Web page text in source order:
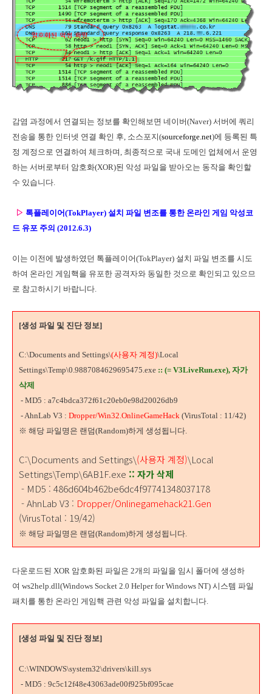
감염 과정에서 연결되는 정보를 확인해보면 네이버(Naver) 서버에 쿼리
전송을 통한 인터넷 연결 확인 후, 소스포지(sourceforge.net)에 등록된 특
정 계정으로 연결하여 체크하며, 최종적으로 국내 도메인 업체에서 운영
하는 서버로부터 암호화(XOR)된 악성 파일을 받아오는 동작을 확인할
수 있습니다.
▷ 톡플레이어(TokPlayer) 설치 파일 변조를 통한 온라인 게임 악성코
드 유포 주의 (2012.6.3)
이는 이전에 발생하였던 톡플레이어(TokPlayer) 설치 파일 변조를 시도
하여 온라인 게임핵을 유포한 공격자와 동일한 것으로 확인되고 있으므
로 참고하시기 바랍니다.
[생성 파일 및 진단 정보]
C:\Documents and Settings\(사용자 계정)\Local
Settings\Temp\0.9887084629695475.exe :: (= V3LiveRun.exe), 자가
삭제
- MD5 : a7c4bdca372f61c20eb0e98d20026db9
- AhnLab V3 : Dropper/Win32.OnlineGameHack (VirusTotal : 11/42)
※ 해당 파일명은 랜덤(Random)하게 생성됩니다.
C:\Documents and Settings\(사용자 계정)\Local
Settings\Temp\6AB1F.exe :: 자가 삭제
- MD5 : 486d604b462be6dc4f97741348037178
- AhnLab V3 : Dropper/Onlinegamehack21.Gen
(VirusTotal : 19/42)
※ 해당 파일명은 랜덤(Random)하게 생성됩니다.
다운로드된 XOR 암호화된 파일은 2개의 파일을 임시 폴더에 생성하
여 ws2help.dll(Windows Socket 2.0 Helper for Windows NT) 시스템 파일
패치를 통한 온라인 게임핵 관련 악성 파일을 설치합니다.
[생성 파일 및 진단 정보]
C:\WINDOWS\system32\drivers\kill.sys
- MD5 : 9c5c12f48e43063ade00f925bf095cae